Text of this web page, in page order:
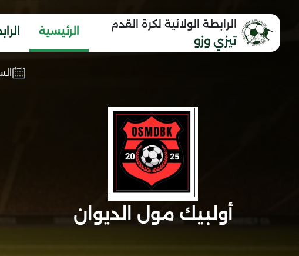
الرابطة الولائية لكرة القدم
تيزي وزو
الرئيسية
أولبيك مول الديوان